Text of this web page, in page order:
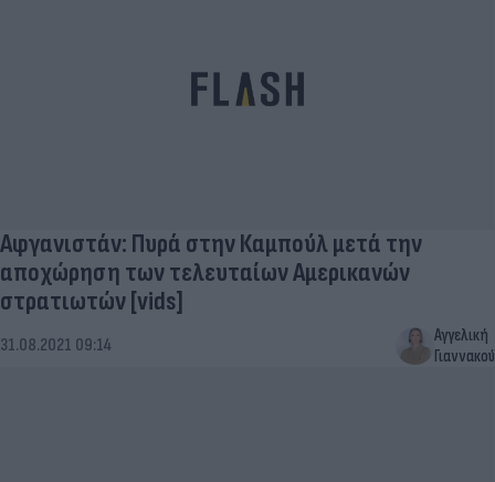
Αφγανιστάν: Πυρά στην Καμπούλ μετά την
αποχώρηση των τελευταίων Αμερικανών
στρατιωτών [vids]
31.08.2021 09:14
Αγγελική
Γιαννακού